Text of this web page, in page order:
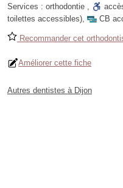
Services : orthodontie ,
toilettes accessibles), CB
Recommander cet
Améliorer cette fiche
Autres dentistes à Dijon